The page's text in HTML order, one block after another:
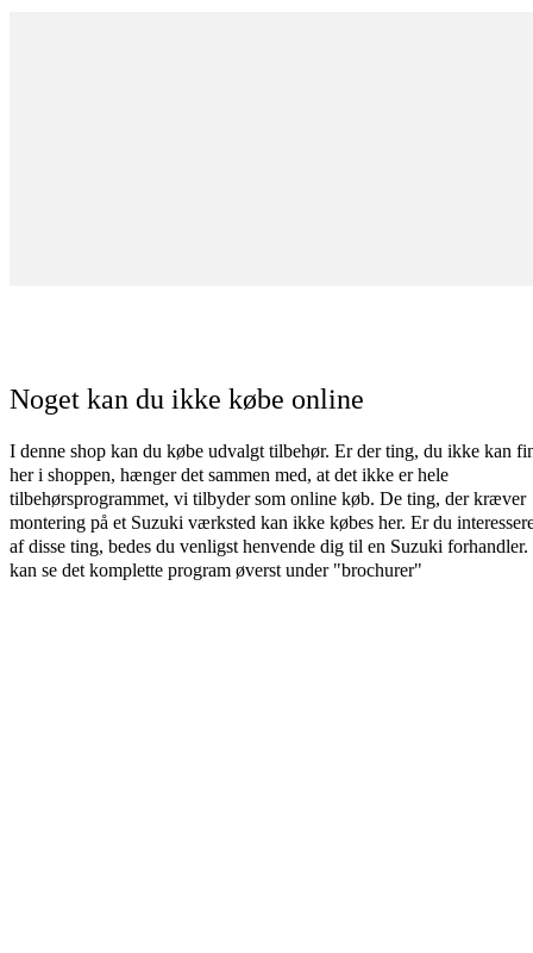
Noget kan du ikke købe online
I denne shop kan du købe udvalgt tilbehør. Er der ting, du ikke kan
her i shoppen, hænger det sammen med, at det ikke er hele
tilbehørsprogrammet, vi tilbyder som online køb. De ting, der kræver
montering på et Suzuki værksted kan ikke købes her. Er du
af disse ting, bedes du venligst henvende dig til en Suzuki
kan se det komplette program øverst under "brochurer"